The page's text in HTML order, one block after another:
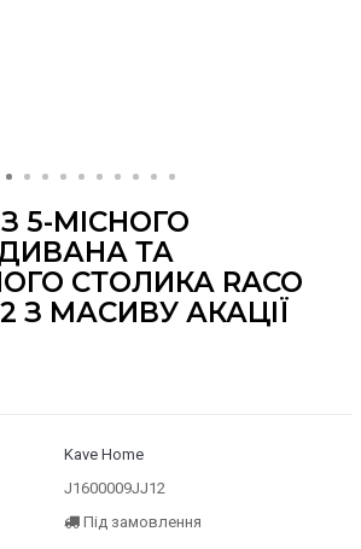
5-МІСНОГО
ТА
СТОЛИКА RACO
З МАСИВУ АКАЦІЇ
Kave Home
J1600009JJ12
Під замовлення